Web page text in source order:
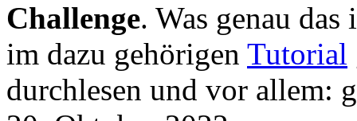
Challenge. Was genau
im dazu gehörigen Tutorial
durchlesen und vor allem: